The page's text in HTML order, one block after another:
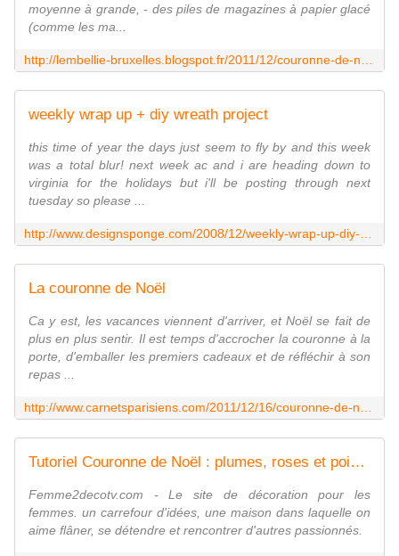
moyenne à grande, - des piles de magazines à papier glacé
(comme les ma...
weekly wrap up + diy wreath project
this time of year the days just seem to fly by and this week
was a total blur! next week ac and i are heading down to
virginia for the holidays but i'll be posting through next
tuesday so please ...
La couronne de Noël
Ca y est, les vacances viennent d'arriver, et Noël se fait de
plus en plus sentir. Il est temps d'accrocher la couronne à la
porte, d'emballer les premiers cadeaux et de réfléchir à son
repas ...
Tutoriel Couronne de Noël : plumes, roses et poinsettias (Loisirs créatifs) - Femme2decoTV
Femme2decotv.com - Le site de décoration pour les
femmes. un carrefour d'idées, une maison dans laquelle on
aime flâner, se détendre et rencontrer d'autres passionnés.